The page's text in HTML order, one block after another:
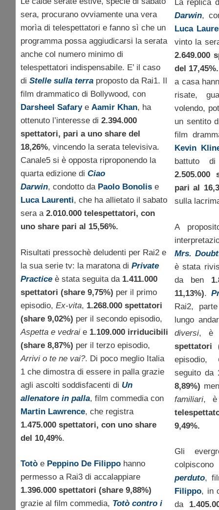
sera, procurano ovviamente una vera
morìa di telespettatori e fanno sì che un
programma possa aggiudicarsi la serata
anche col numero minimo di
telespettatori indispensabile. E’ il caso
di Stelle sulla terra proposto da Rai1. Il
film drammatico di Bollywood, con
Darsheel Safarye Aamir Khan, ha
ottenuto l’interesse di 2.394.000
spettatori, pari a uno share del
18,26%, vincendo la serata televisiva.
Canale5 si è opposta riproponendo la
quarta edizione di Ciao
Darwin, condotto da Paolo Bonolis e
Luca Laurenti, che ha allietato il sabato
sera a 2.010.000 telespettatori, con
uno share pari al 15,56%.
Risultati pressochè deludenti per Rai2 e
la sua serie tv: la maratona di Private
Practice è stata seguita da 1.411.000
spettatori (share 9,75%) per il primo
episodio, Ex-vita, 1.268.000 spettatori
(share 9,02%) per il secondo episodio,
Aspetta e vedrai e 1.109.000 irriducibili
(share 8,87%) per il terzo episodio,
Arrivi o te ne vai?. Di poco meglio Italia
1 che dimostra di essere in palla grazie
agli ascolti soddisfacenti di Un
allenatore in palla, film commedia con
Martin Lawrence, che registra
1.475.000 spettatori, con uno share
del 10,49%.
Totò e Peppino De Filippo hanno
permesso a Rai3 di accalappiare
1.396.000 spettatori (share 9,88%)
grazie al film commedia, Totò contro i
La replica
Darwin,
Luca
vinto la
2.649.000
del 17,45%.
a casa
risate,
volendo,
un sentito
film
Kevin
battuto
pari al
sulla
A
Mrs.
è stata
da ben
11,13%).
Rai2,
lungo
diversi, è
spettatori
episodio,
seguito da
8,89%)
familiari, è
9,49%.
Gli
perduto,
Filippo, in
da